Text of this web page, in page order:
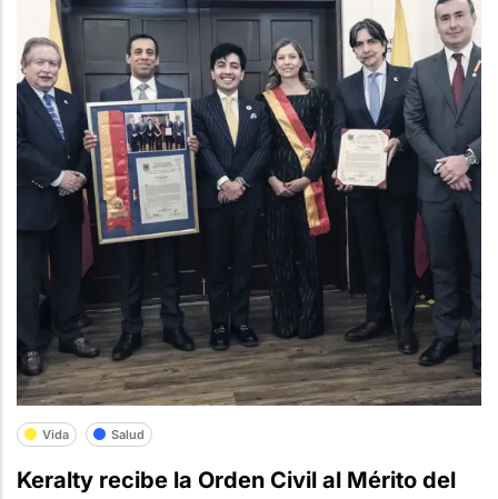
Vida Salud
Keralty recibe la Orden Civil al Mérito del